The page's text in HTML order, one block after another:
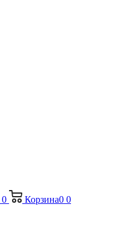
0 Корзина0 0